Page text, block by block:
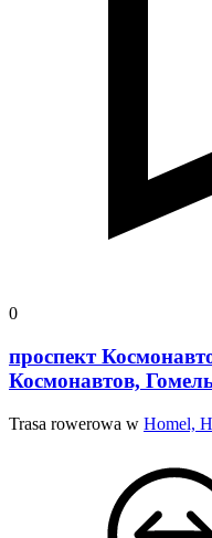
0
проспект
Космонавтов,
Trasa rowerowa w Homel,